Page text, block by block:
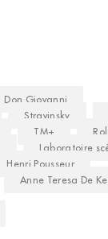
Don Giovanni
Stravinsky
TM+
Laboratoire
Henri Pousseur
Anne Teresa De